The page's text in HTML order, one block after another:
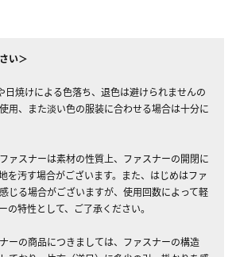
い＞
日焼けによる色落ち、退色は避けられませんの
用、また淡い色の服装に合わせる場合は十分に
ァスナーは素材の性質上、ファスナーの開閉に
を汚す場合がございます。また、はじめはファ
じる場合がございますが、使用回数によって軽
の特性として、ご了承ください。
ーの商品につきましては、ファスナーの構造